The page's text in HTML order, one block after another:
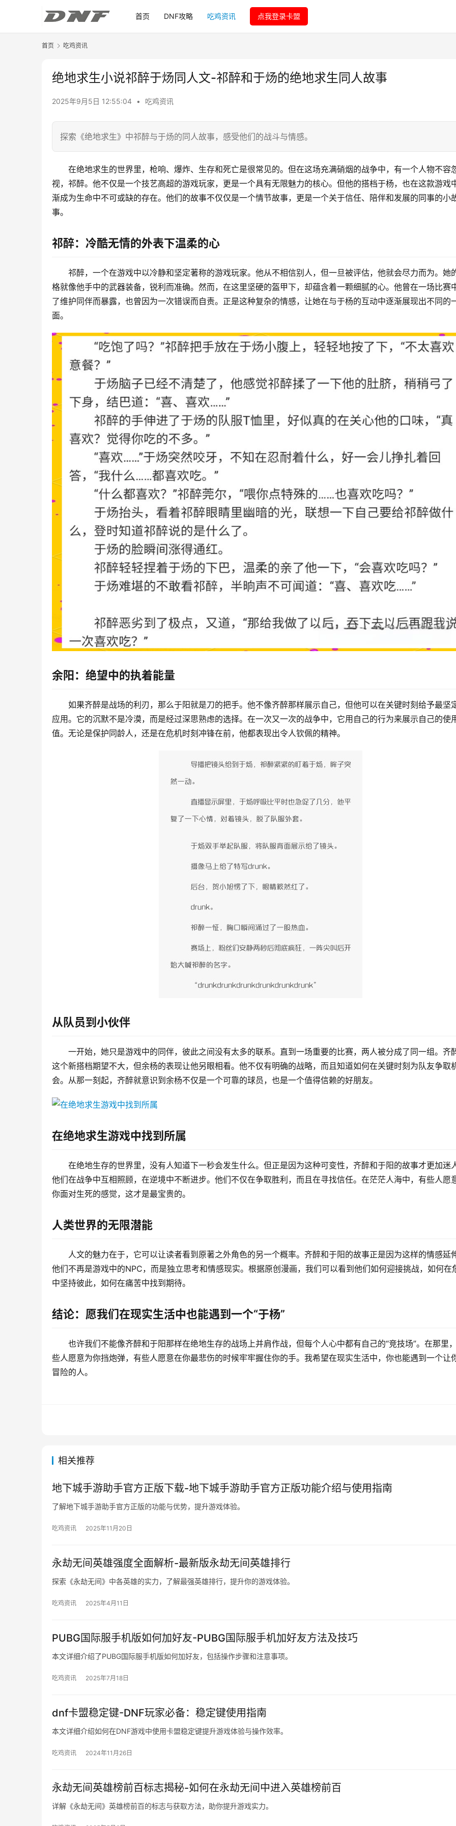
首页 DNF攻略 吃鸡资讯 点我登录卡盟
首页 吃鸡资讯
绝地求生小说祁醉于炀同人文-祁醉和于炀的绝地求生同人故事
2025年9月5日 12:55:04 • 吃鸡资讯
探索《绝地求生》中祁醉与于炀的同人故事，感受他们的战斗与情感。
在绝地求生的世界里，枪响、爆炸、生存和死亡是很常见的。但在这场充满硝烟的战争中，有一个人物不容
视，祁醉。他不仅是一个技艺高超的游戏玩家，更是一个具有无限魅力的核心。但他的搭档于杨，也在这款游戏
渐成为生命中不可或缺的存在。他们的故事不仅仅是一个情节故事，更是一个关于信任、陪伴和发展的同事的小
事。
祁醉：冷酷无情的外表下温柔的心
祁醉，一个在游戏中以冷静和坚定著称的游戏玩家。他从不相信别人，但一旦被评估，他就会尽力而为。她
格就像他手中的武器装备，锐利而准确。然而，在这里坚硬的盔甲下，却蕴含着一颗细腻的心。他曾在一场比赛
了维护同伴而暴露，也曾因为一次错误而自责。正是这种复杂的情感，让她在与于杨的互动中逐渐展现出不同的
面。
余阳：绝望中的执着能量
如果齐醉是战场的利刃，那么于阳就是刀的把手。他不像齐醉那样展示自己，但他可以在关键时刻给予最坚
应用。它的沉默不是冷漠，而是经过深思熟虑的选择。在一次又一次的战争中，它用自己的行为来展示自己的使
值。无论是保护同龄人，还是在危机时刻冲锋在前，他都表现出令人钦佩的精神。
从队员到小伙伴
一开始，她只是游戏中的同伴，彼此之间没有太多的联系。直到一场重要的比赛，两人被分成了同一组。齐
这个新搭档期望不大，但余杨的表现让他另眼相看。他不仅有明确的战略，而且知道如何在关键时刻为队友争取
会。从那一刻起，齐醉就意识到余杨不仅是一个可靠的球员，也是一个值得信赖的好朋友。
在绝地求生游戏中找到所属
在绝地生存的世界里，没有人知道下一秒会发生什么。但正是因为这种可变性，齐醉和于阳的故事才更加迷人
他们在战争中互相照顾，在逆境中不断进步。他们不仅在争取胜利，而且在寻找信任。在茫茫人海中，有些人愿
你面对生死的感觉，这才是最宝贵的。
人类世界的无限潜能
人文的魅力在于，它可以让读者看到原著之外角色的另一个概率。齐醉和于阳的故事正是因为这样的情感延伸
他们不再是游戏中的NPC，而是独立思考和情感现实。根据原创漫画，我们可以看到他们如何迎接挑战，如何在
中坚持彼此，如何在痛苦中找到期待。
结论：愿我们在现实生活中也能遇到一个“于杨”
也许我们不能像齐醉和于阳那样在绝地生存的战场上并肩作战，但每个人心中都有自己的“竞技场”。在那里
些人愿意为你挡炮弹，有些人愿意在你最悲伤的时候牢牢握住你的手。我希望在现实生活中，你也能遇到一个让
冒险的人。
相关推荐
地下城手游助手官方正版下载-地下城手游助手官方正版功能介绍与使用指南
了解地下城手游助手官方正版的功能与优势，提升游戏体验。
吃鸡资讯 2025年11月20日
永劫无间英雄强度全面解析-最新版永劫无间英雄排行
探索《永劫无间》中各英雄的实力，了解最强英雄排行，提升你的游戏体验。
吃鸡资讯 2025年4月11日
PUBG国际服手机版如何加好友-PUBG国际服手机加好友方法及技巧
本文详细介绍了PUBG国际服手机版如何加好友，包括操作步骤和注意事项。
吃鸡资讯 2025年7月18日
dnf卡盟稳定键-DNF玩家必备：稳定键使用指南
本文详细介绍如何在DNF游戏中使用卡盟稳定键提升游戏体验与操作效率。
吃鸡资讯 2024年11月26日
永劫无间英雄榜前百标志揭秘-如何在永劫无间中进入英雄榜前百
详解《永劫无间》英雄榜前百的标志与获取方法，助你提升游戏实力。